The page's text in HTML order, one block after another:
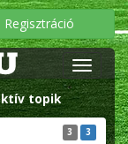
Regisztráció
topik
3 3